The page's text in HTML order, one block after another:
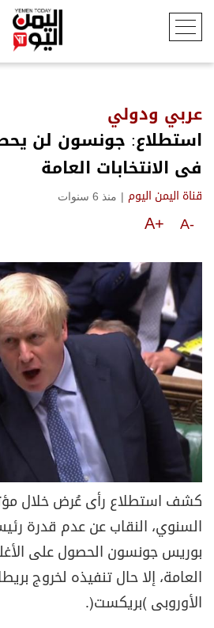
عربي ودولي
استطلاع: جونسون لن
فى الانتخابات العامة
قناة اليمن اليوم | منذ 6 سنوات
A-
A+
كشف استطلاع رأى عُرض خلال
السنوي، النقاب عن عدم قدرة
بوريس جونسون الحصول على
العامة، إلا حال تنفيذه لخروج
الأوروبى (بريكست).